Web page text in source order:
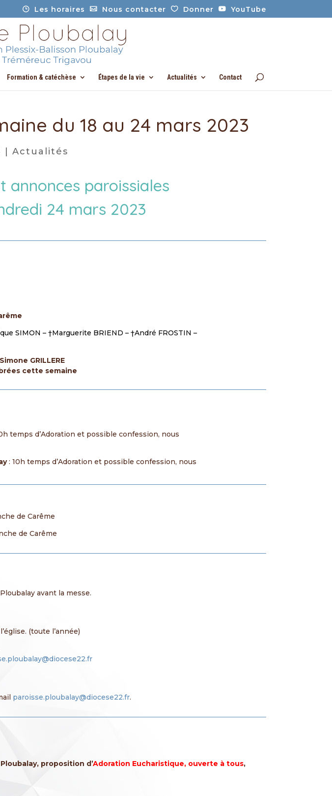
Les horaires Nous contacter Donner YouTube
Formation & catéchèse Étapes de la vie Actualités Contact
du 18 au 24 mars 2023
Actualités
annonces paroissiales
24 mars 2023
SIMON – †Marguerite BRIEND – †André FROSTIN –
GRILLERE
cette semaine
temps d’Adoration et possible confession, nous
: 10h temps d’Adoration et possible confession, nous
de Carême
de Carême
avant la messe.
(toute l’année)
paroisse.ploubalay@diocese22.fr.
proposition d’Adoration Eucharistique, ouverte à tous,